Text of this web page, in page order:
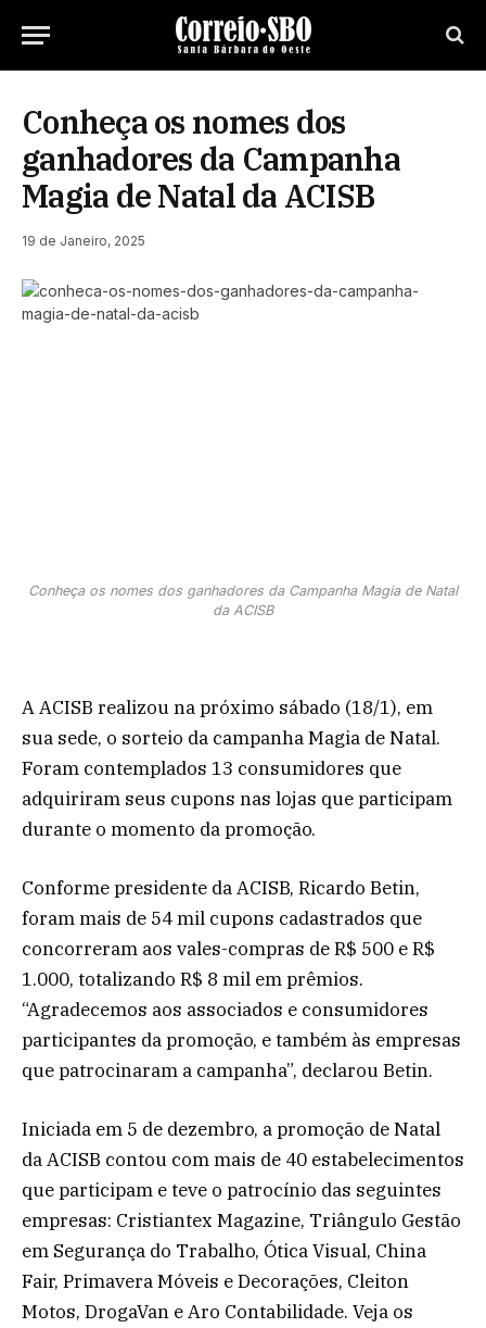
Conheça os nomes dos
ganhadores da Campanha
Magia de Natal da ACISB
19 de Janeiro, 2025
Conheça os nomes dos ganhadores da Campanha Magia de Natal
da ACISB
A ACISB realizou na próximo sábado (18/1), em
sua sede, o sorteio da campanha Magia de Natal.
Foram contemplados 13 consumidores que
adquiriram seus cupons nas lojas que participam
durante o momento da promoção.
Conforme presidente da ACISB, Ricardo Betin,
foram mais de 54 mil cupons cadastrados que
concorreram aos vales-compras de R$ 500 e R$
1.000, totalizando R$ 8 mil em prêmios.
“Agradecemos aos associados e consumidores
participantes da promoção, e também às empresas
que patrocinaram a campanha”, declarou Betin.
Iniciada em 5 de dezembro, a promoção de Natal
da ACISB contou com mais de 40 estabelecimentos
que participam e teve o patrocínio das seguintes
empresas: Cristiantex Magazine, Triângulo Gestão
em Segurança do Trabalho, Ótica Visual, China
Fair, Primavera Móveis e Decorações, Cleiton
Motos, DrogaVan e Aro Contabilidade. Veja os